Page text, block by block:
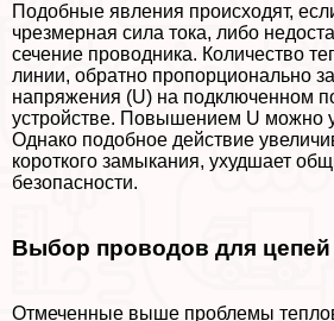
Подобные явления происходят,
чрезмерная сила тока, либо
сечение проводника. Количество
линии, обратно пропорционально
напряжения (U) на подключенном
устройстве. Повышением U можно
Однако подобное действие
короткого замыкания, ухудшает
безопасности.
Выбор проводов для цепей
Отмеченные выше проблемы